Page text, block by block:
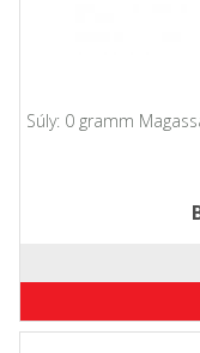
Súly: 0 gramm